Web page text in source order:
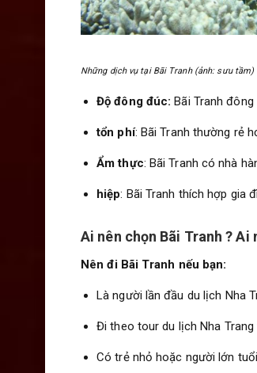
Những dịch vụ tại Bãi Tranh (ảnh: sưu tầm)
Độ đông đúc: Bãi Tranh
tổn phí: Bãi Tranh thường rẻ
Ẩm thực: Bãi Tranh có nhà
hiệp: Bãi Tranh thích hợp gia
Ai nên chọn Bãi Tranh ? Ai
Nên đi Bãi Tranh nếu bạn:
Là người lần đầu du lịch Nha
Đi theo tour du lịch Nha Trang
Có trẻ nhỏ hoặc người lớn